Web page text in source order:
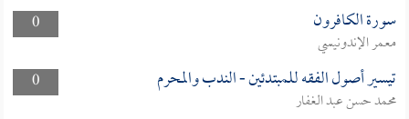
0 سورة الكافرون
معمر الإندونيسي
0
تيسير أصول الفقه للمبتدئين - الندب والمحرم
محمد حسن عبد الغفار